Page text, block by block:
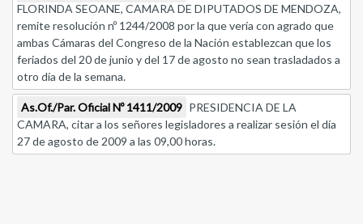
FLORINDA SEOANE, CAMARA DE DIPUTADOS DE MENDOZA,
remite resolución nº 1244/2008 por la que vería con agrado que
ambas Cámaras del Congreso de la Nación establezcan que los
feriados del 20 de junio y del 17 de agosto no sean trasladados a
otro día de la semana.
As.Of./Par. Oficial Nº 1411/2009 PRESIDENCIA DE LA
CAMARA, citar a los señores legisladores a realizar sesión el día
27 de agosto de 2009 a las 09,00 horas.